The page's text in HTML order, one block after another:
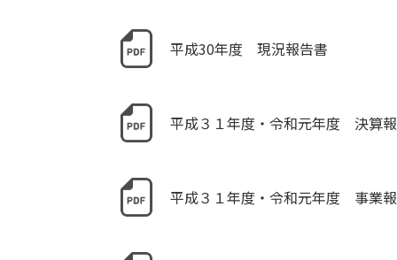
平成30年度 現況報告書
平成３１年度・令和元年度 決算
平成３１年度・令和元年度 事業